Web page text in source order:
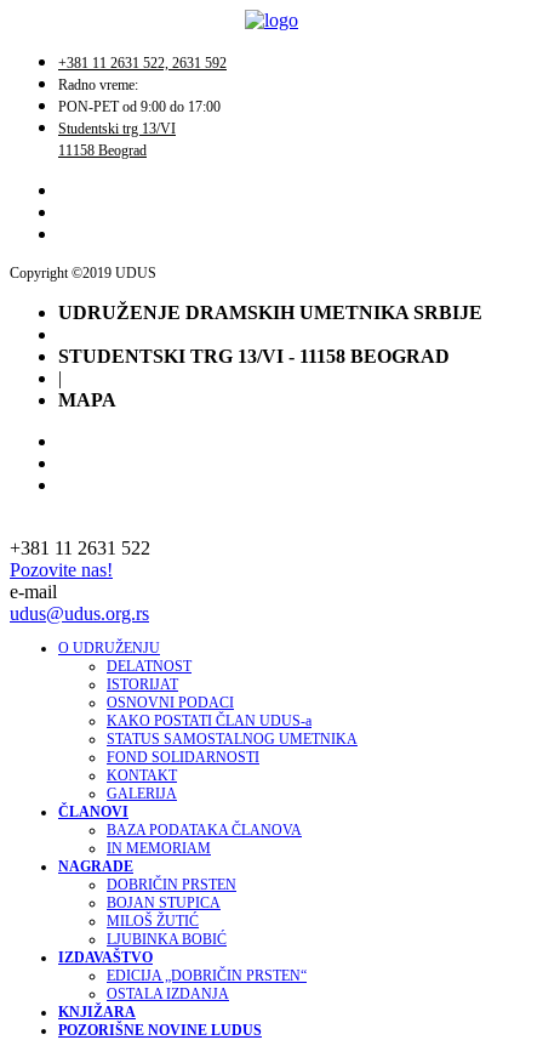
+381 11 2631 522, 2631 592
Radno vreme:
PON-PET od 9:00 do 17:00
Studentski trg 13/VI
11158 Beograd
Copyright ©2019 UDUS
UDRUŽENJE DRAMSKIH UMETNIKA SRBIJE
STUDENTSKI TRG 13/VI - 11158 BEOGRAD
|
MAPA
+381 11 2631 522
Pozovite nas!
e-mail
udus@udus.org.rs
O UDRUŽENJU
DELATNOST
ISTORIJAT
OSNOVNI PODACI
KAKO POSTATI ČLAN UDUS-a
STATUS SAMOSTALNOG UMETNIKA
FOND SOLIDARNOSTI
KONTAKT
GALERIJA
ČLANOVI
BAZA PODATAKA ČLANOVA
IN MEMORIAM
NAGRADE
DOBRIČIN PRSTEN
BOJAN STUPICA
MILOŠ ŽUTIĆ
LJUBINKA BOBIĆ
IZDAVAŠTVO
EDICIJA „DOBRIČIN PRSTEN“
OSTALA IZDANJA
KNJIŽARA
POZORIŠNE NOVINE LUDUS